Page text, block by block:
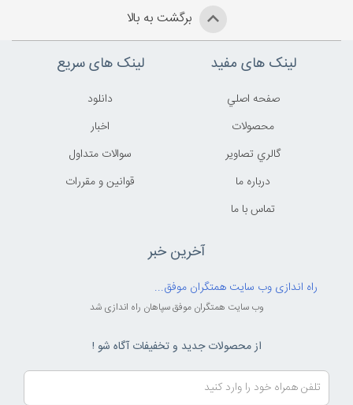
برگشت به بالا
لینک های مفید
صفحه اصلي
محصولات
گالري تصاوير
درباره ما
تماس با ما
لینک های سریع
دانلود
اخبار
سوالات متداول
قوانين و مقررات
آخرین خبر
راه اندازی وب سایت همتگران موفق...
وب سایت همتگران موفق سپاهان راه اندازی شد
از محصولات جدید و تخفیفات آگاه شو !